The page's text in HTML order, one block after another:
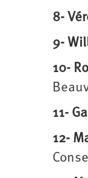
8-
9-
10-
11-
12-